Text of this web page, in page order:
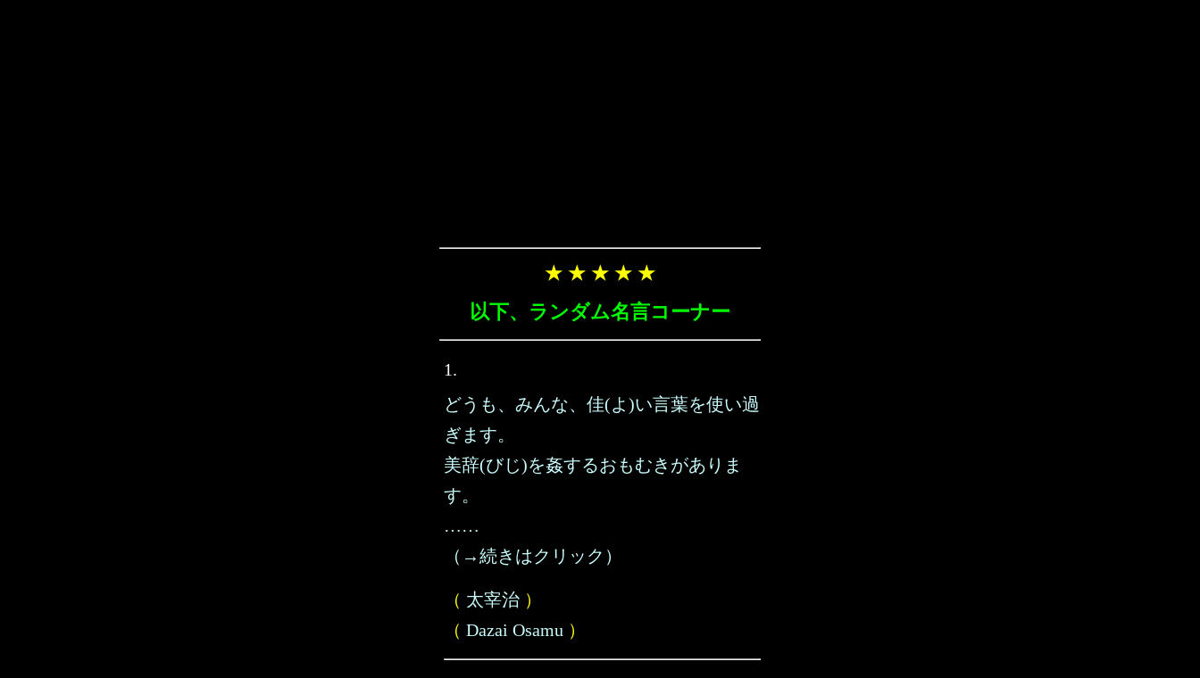
★ ★ ★ ★ ★
以下、ランダム名言コーナー
1.
どうも、みんな、佳(よ)い言葉を使い過
ぎます。
美辞(びじ)を姦するおもむきがありま
す。
……
（→続きはクリック）
（ 太宰治 ）
（ Dazai Osamu ）